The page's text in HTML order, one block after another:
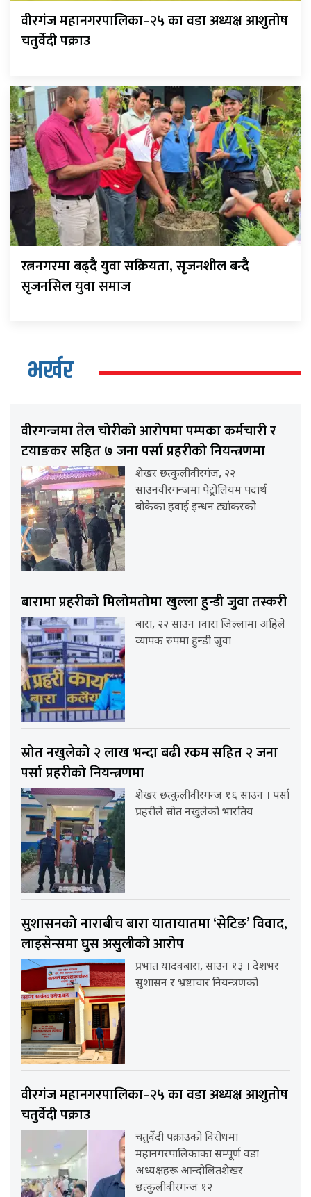
वीरगंज महानगरपालिका–२५ का वडा अध्यक्ष आशुतोष
चतुर्वेदी पक्राउ
रत्ननगरमा बढ्दै युवा सक्रियता, सृजनशील बन्दै
सृजनसिल युवा समाज
भर्खर
वीरगन्जमा तेल चोरीको आरोपमा पम्पका कर्मचारी र
टयाङकर सहित ७ जना पर्सा प्रहरीको नियन्त्रणमा
शेखर छत्कुलीवीरगंज, २२
साउनवीरगन्जमा पेट्रोलियम पदार्थ
बोकेका हवाई इन्धन ट्यांकरको
बारामा प्रहरीको मिलोमतोमा खुल्ला हुन्डी जुवा तस्करी
बारा, २२ साउन ।वारा जिल्लामा अहिले
व्यापक रुपमा हुन्डी जुवा
स्रोत नखुलेको २ लाख भन्दा बढी रकम सहित २ जना
पर्सा प्रहरीको नियन्त्रणमा
शेखर छत्कुलीवीरगन्ज १६ साउन । पर्सा
प्रहरीले स्रोत नखुलेको भारतिय
सुशासनको नाराबीच बारा यातायातमा ‘सेटिङ’ विवाद,
लाइसेन्समा घुस असुलीको आरोप
प्रभात यादवबारा, साउन १३ । देशभर
सुशासन र भ्रष्टाचार नियन्त्रणको
वीरगंज महानगरपालिका–२५ का वडा अध्यक्ष आशुतोष
चतुर्वेदी पक्राउ
चतुर्वेदी पक्राउको विरोधमा
महानगरपालिकाका सम्पूर्ण वडा
अध्यक्षहरू आन्दोलितशेखर
छत्कुलीवीरगन्ज १२